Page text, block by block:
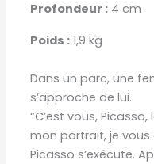
Profondeur :4 cm
Poids :1,9 kg
Dans un parc, une
s’approche de lui.
“C’est vous,
mon portrait, je vous
Picasso s’exécute.